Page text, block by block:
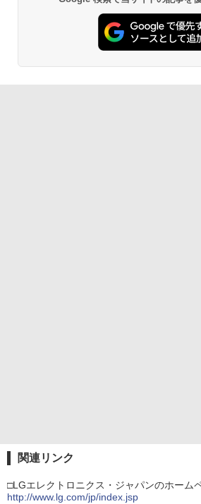
関連リンク
□LGエレクトロニクス・ジャパンのホーム
http://www.lg.com/jp/index.jsp